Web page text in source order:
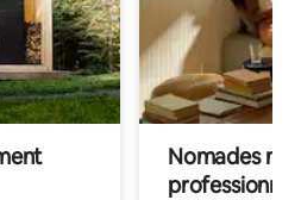
Nomades